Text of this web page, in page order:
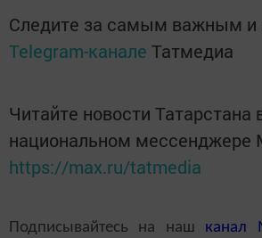
Следите за самым важным и
Telegram-канале Татмедиа
Читайте новости Татарстана
национальном мессенджере
https://max.ru/tatmedia
Подписывайтесь на наш канал